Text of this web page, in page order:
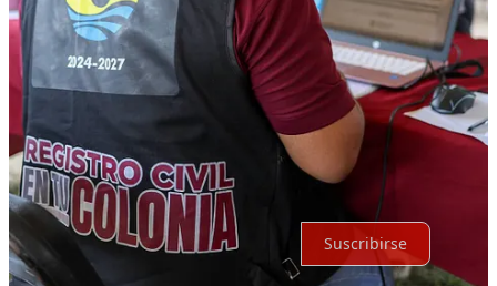
Lo mejor de Último
Sin posts
Por supuesto, sigue adelante.
Suscribirse
© 2026 Expediente Quintana Roo Privacidad∙ Términos ∙ Aviso